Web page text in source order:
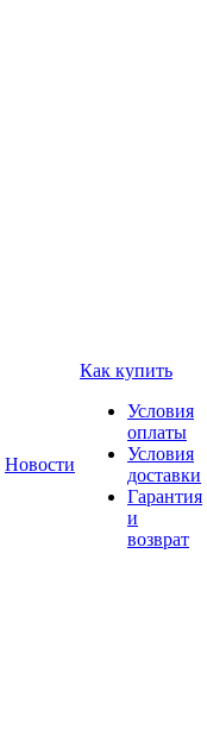
Новости
Как купить
Условия
оплаты
Условия
доставки
Гарантия
и
возврат